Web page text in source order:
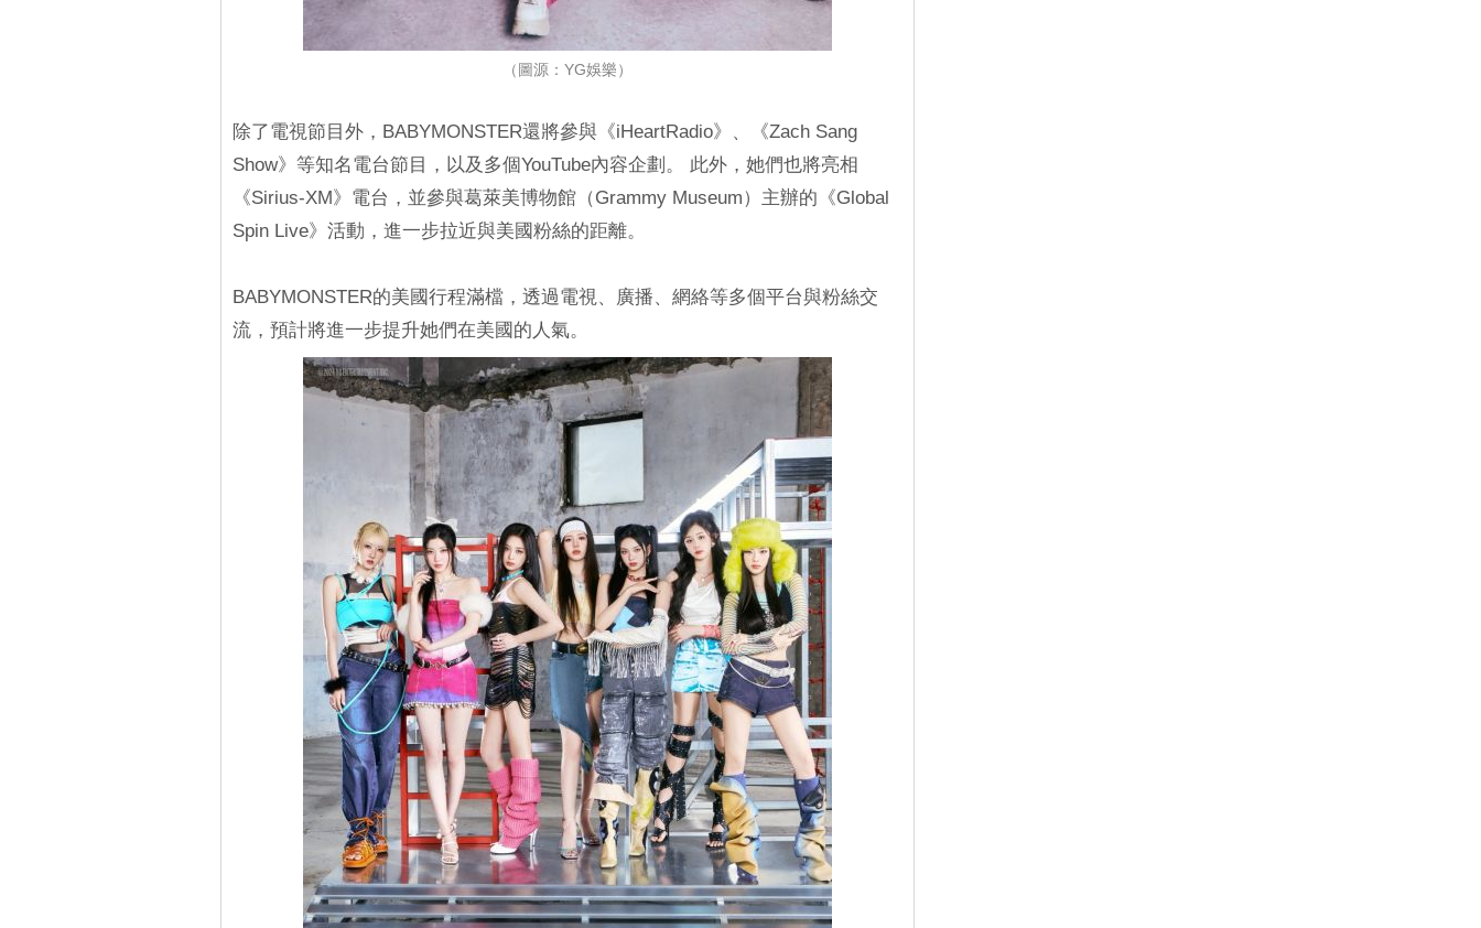
（圖源：YG娛樂）
除了電視節目外，BABYMONSTER還將參與《iHeartRadio》、《Zach Sang
Show》等知名電台節目，以及多個YouTube內容企劃。 此外，她們也將亮相
《Sirius-XM》電台，並參與葛萊美博物館（Grammy Museum）主辦的《Global
Spin Live》活動，進一步拉近與美國粉絲的距離。
BABYMONSTER的美國行程滿檔，透過電視、廣播、網絡等多個平台與粉絲交
流，預計將進一步提升她們在美國的人氣。